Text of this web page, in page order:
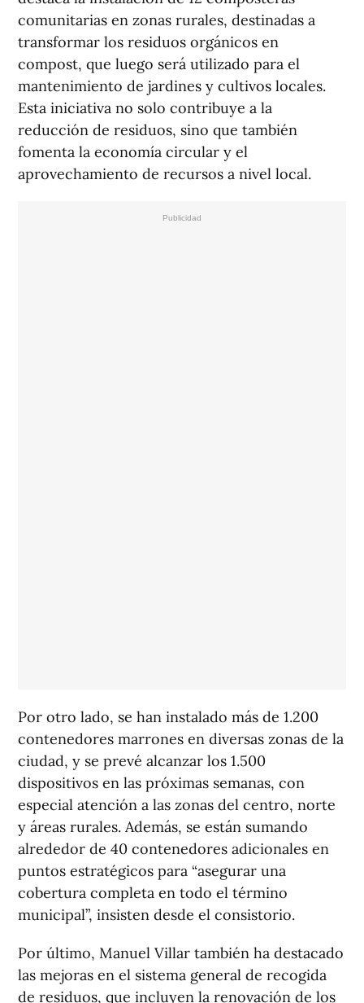
comunitarias en zonas rurales, destinadas a
transformar los residuos orgánicos en
compost, que luego será utilizado para el
mantenimiento de jardines y cultivos locales.
Esta iniciativa no solo contribuye a la
reducción de residuos, sino que también
fomenta la economía circular y el
aprovechamiento de recursos a nivel local.
Por otro lado, se han instalado más de 1.200
contenedores marrones en diversas zonas de la
ciudad, y se prevé alcanzar los 1.500
dispositivos en las próximas semanas, con
especial atención a las zonas del centro, norte
y áreas rurales. Además, se están sumando
alrededor de 40 contenedores adicionales en
puntos estratégicos para “asegurar una
cobertura completa en todo el término
municipal”, insisten desde el consistorio.
Por último, Manuel Villar también ha destacado
las mejoras en el sistema general de recogida
de residuos, que incluyen la renovación de los